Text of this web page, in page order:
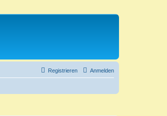
Anmelden
Registrieren